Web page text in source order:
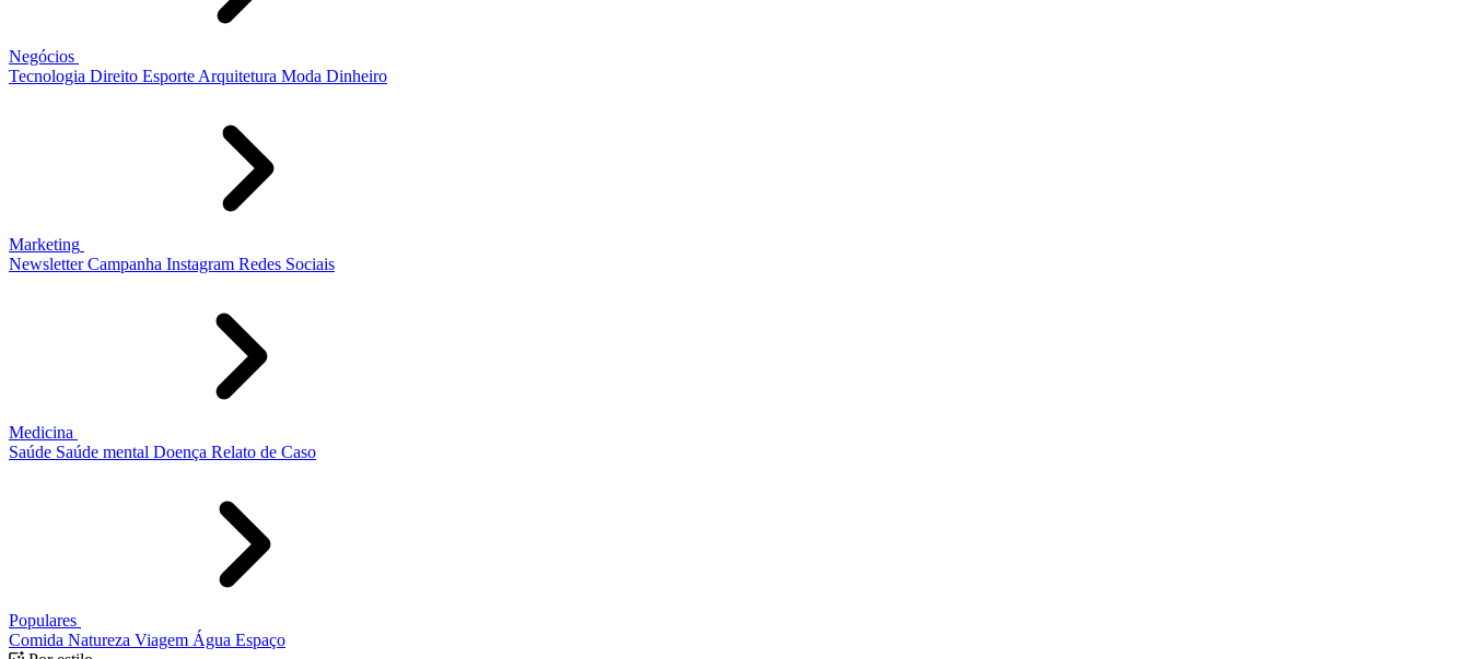
Negócios
Tecnologia Direito Esporte Arquitetura Moda Dinheiro
Marketing
Newsletter Campanha Instagram Redes Sociais
Medicina
Saúde Saúde mental Doença Relato de Caso
Populares
Comida Natureza Viagem Água Espaço